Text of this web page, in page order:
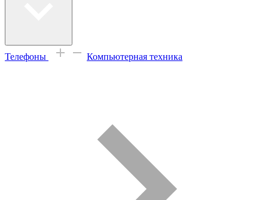
Телефоны Компьютерная техника